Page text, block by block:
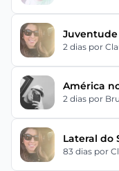
Juventude
2 dias por
América
2 dias por
Lateral do
83 dias por